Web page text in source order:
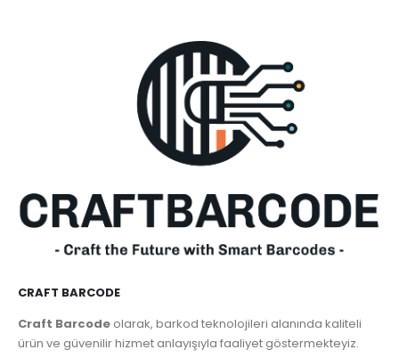
CRAFT BARCODE
Craft Barcode olarak, barkod teknolojileri alanında kaliteli
ürün ve güvenilir hizmet anlayışıyla faaliyet göstermekteyiz.